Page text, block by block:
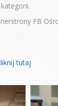
FB
tutaj